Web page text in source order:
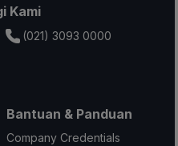
Kami
(021) 3093 0000
Bantuan & Panduan
Company Credentials